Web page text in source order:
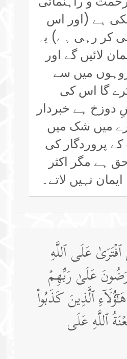
ہے (اور اس
کر رہی ہے) یہ
لائیں گے اور
میں سے
گا اس کی
دوزخ ہے خبردار
میں شک میں
کے پروردگار کی
ہے مگر اکثر
نہیں لاتے۔
عَلَى ٱللَّهِ
عَلَىٰ رَبِّهِمۡ
ٱلَّذِینَ كَذَبُوا۟
ٱللَّهِ عَلَى